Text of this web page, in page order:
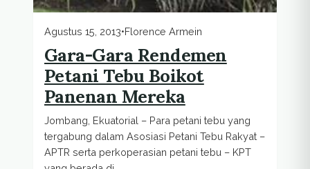
Agustus 15, 2013•Florence Armein
Gara-Gara Rendemen
Petani Tebu Boikot
Panenan Mereka
Jombang, Ekuatorial – Para petani tebu yang
tergabung dalam Asosiasi Petani Tebu Rakyat –
APTR serta perkoperasian petani tebu – KPT